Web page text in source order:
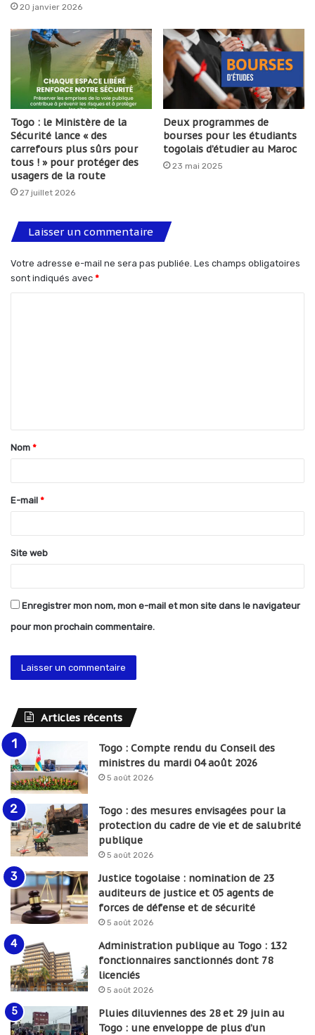
20 janvier 2026
Togo : le Ministère de la
Sécurité lance « des
carrefours plus sûrs pour
tous ! » pour protéger des
usagers de la route
27 juillet 2026
Deux programmes de
bourses pour les étudiants
togolais d’étudier au Maroc
23 mai 2025
Laisser un commentaire
Votre adresse e-mail ne sera pas publiée. Les champs obligatoires
sont indiqués avec *
t
a
e
*
Nom *
E-mail *
Site web
Enregistrer mon nom, mon e-mail et mon site dans le navigateur
pour mon prochain commentaire.
Articles récents
Togo : Compte rendu du Conseil des
ministres du mardi 04 août 2026
5 août 2026
Togo : des mesures envisagées pour la
protection du cadre de vie et de salubrité
publique
5 août 2026
Justice togolaise : nomination de 23
auditeurs de justice et 05 agents de
forces de défense et de sécurité
5 août 2026
Administration publique au Togo : 132
fonctionnaires sanctionnés dont 78
licenciés
5 août 2026
Pluies diluviennes des 28 et 29 juin au
Togo : une enveloppe de plus d’un